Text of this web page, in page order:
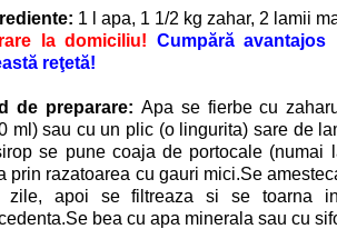
1 l apa, 1 1/2 kg zahar, 2 lamii
la domiciliu! Cumpără avantajos
reţetă!
de preparare: Apa se fierbe cu
ml) sau cu un plic (o lingurita) sare de
se pune coaja de portocale (numai
prin razatoarea cu gauri mici.Se
zile, apoi se filtreaza si se toarna
bea cu apa minerala sau cu